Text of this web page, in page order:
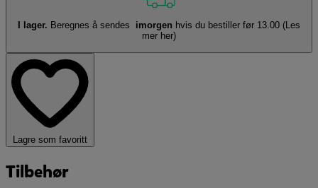
I lager. Beregnes å sendes imorgen hvis du bestiller før 13.00 (Les
mer her)
Lagre som favoritt
Tilbehør